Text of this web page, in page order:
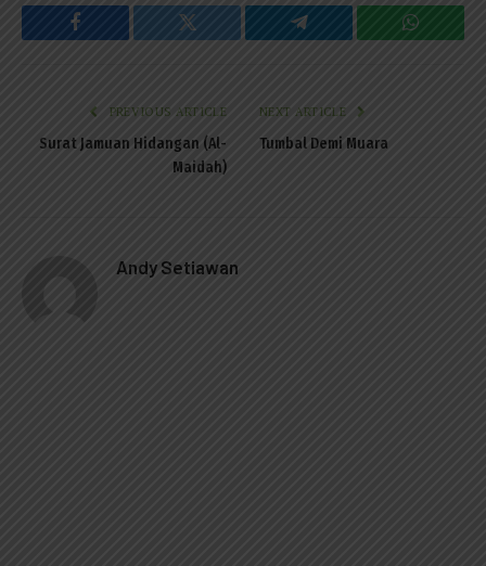
Facebook Twitter Telegram
PREVIOUS ARTICLE
Surat Jamuan Hidangan (Al-
Maidah)
NEXT ARTICLE
Tumbal Demi Muara
Andy Setiawan